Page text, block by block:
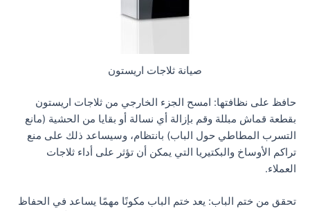
صيانة ثلاجات اريستون
حافظ على نظافتها: امسح الجزء الخارجي من ثلاجات اريستون
بقطعة قماش مبللة وقم بإزالة أي نسالة أو بقايا من الحشية (مانع
التسرب المطاطي حول الباب) بانتظام، وسيساعد ذلك على منع
تراكم الأوساخ والبكتيريا التي يمكن أن تؤثر على أداء ثلاجات
العملاء.
تحقق من ختم الباب: يعد ختم الباب مكونًا مهمًا يساعد في الحفاظ